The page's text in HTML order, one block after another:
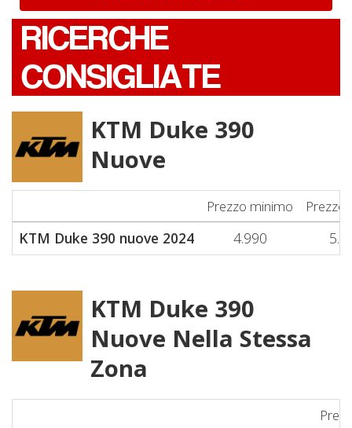
RICERCHE
CONSIGLIATE
KTM Duke 390
Nuove
Prezzo minimo Prezzo
KTM Duke 390 nuove 2024 4.990
KTM Duke 390
Nuove Nella Stessa
Zona